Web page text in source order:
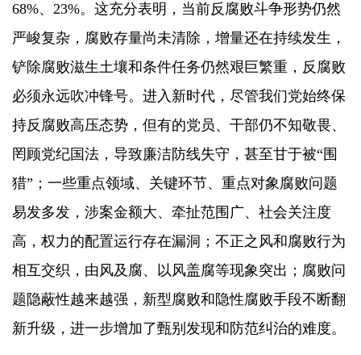
68%、23%。这充分表明，当前反腐败斗争形势仍然
严峻复杂，腐败存量尚未清除，增量还在持续发生，
铲除腐败滋生土壤和条件任务仍然艰巨繁重，反腐败
必须永远吹冲锋号。进入新时代，尽管我们党始终保
持反腐败高压态势，但有的党员、干部仍不知敬畏、
罔顾党纪国法，导致廉洁防线失守，甚至甘于被“围
猎”；一些重点领域、关键环节、重点对象腐败问题
易发多发，涉案金额大、牵扯范围广、社会关注度
高，权力的配置运行存在漏洞；不正之风和腐败行为
相互交织，由风及腐、以风盖腐等现象突出；腐败问
题隐蔽性越来越强，新型腐败和隐性腐败手段不断翻
新升级，进一步增加了甄别发现和防范纠治的难度。